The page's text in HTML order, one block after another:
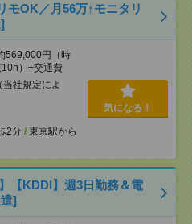
モOK／月56万↑モニタリ
569,000円（時
）+交通費
社規定によ
2分 / 東京駅から
気になる！
【KDDI】週3日勤務＆電
]